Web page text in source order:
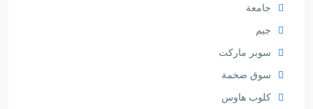
جامعة
جيم
سوبر ماركت
سوق ضخمة
كلوب هاوس